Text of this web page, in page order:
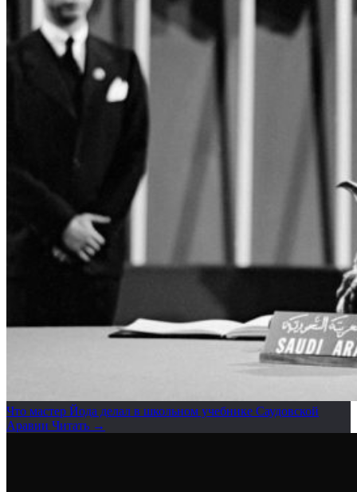
Что мастер Йода делал в школьном учебнике Саудовской
Аравии Читать →